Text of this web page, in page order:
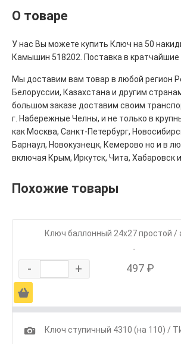
О товаре
У нас Вы можете купить Ключ на 50
Камышин 518202. Поставка в кратчайшие
Мы доставим вам товар в любой регион
Белоруссии, Казахстана и другим
большом заказе доставим своим
г. Набережные Челны, и не только в
как Москва, Санкт-Петербург,
Барнаул, Новокузнецк, Кемерово но и в
включая Крым, Иркутск, Чита, Хабаровск
Похожие товары
Ключ баллонный 24х27 простой /
-
- + 497 ₽
Ä
1
Ключ ступичный 4310 (на 110) /